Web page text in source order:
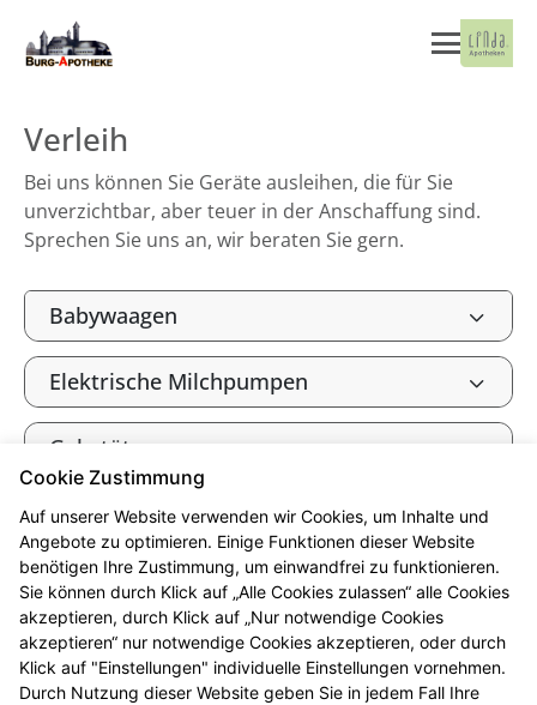
Verleih
Bei uns können Sie Geräte ausleihen, die für Sie
unverzichtbar, aber teuer in der Anschaffung sind.
Sprechen Sie uns an, wir beraten Sie gern.
Babywaagen
Elektrische Milchpumpen
Gehstützen
Inhalationsgeräte
Kontakt Impressum
Datenschutz
Barrierefreiheit
Cookie Zustimmung
Auf unserer Website verwenden wir Cookies, um Inhalte und
Angebote zu optimieren. Einige Funktionen dieser Website
benötigen Ihre Zustimmung, um einwandfrei zu funktionieren.
Sie können durch Klick auf „Alle Cookies zulassen“ alle Cookies
akzeptieren, durch Klick auf „Nur notwendige Cookies
akzeptieren“ nur notwendige Cookies akzeptieren, oder durch
Klick auf "Einstellungen" individuelle Einstellungen vornehmen.
Durch Nutzung dieser Website geben Sie in jedem Fall Ihre